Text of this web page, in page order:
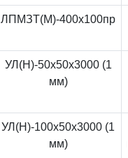
ЛПМЗТ(М)-400x100пр
УЛ(Н)-50x50x3000 (1
мм)
УЛ(Н)-100x50x3000 (1
мм)